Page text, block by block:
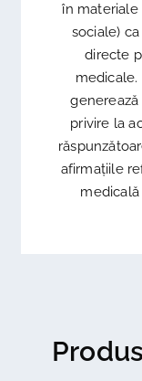
în
sociale)
directe
privire la
afirmațiile